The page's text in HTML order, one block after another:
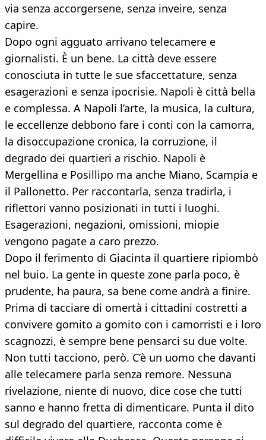
via senza accorgersene, senza inveire, senza
capire.
Dopo ogni agguato arrivano telecamere e
giornalisti. È un bene. La città deve essere
conosciuta in tutte le sue sfaccettature, senza
esagerazioni e senza ipocrisie. Napoli è città bella
e complessa. A Napoli l’arte, la musica, la cultura,
le eccellenze debbono fare i conti con la camorra,
la disoccupazione cronica, la corruzione, il
degrado dei quartieri a rischio. Napoli è
Mergellina e Posillipo ma anche Miano, Scampia e
il Pallonetto. Per raccontarla, senza tradirla, i
riflettori vanno posizionati in tutti i luoghi.
Esagerazioni, negazioni, omissioni, miopie
vengono pagate a caro prezzo.
Dopo il ferimento di Giacinta il quartiere ripiombò
nel buio. La gente in queste zone parla poco, è
prudente, ha paura, sa bene come andrà a finire.
Prima di tacciare di omertà i cittadini costretti a
convivere gomito a gomito con i camorristi e i loro
scagnozzi, è sempre bene pensarci su due volte.
Non tutti tacciono, però. C’è un uomo che davanti
alle telecamere parla senza remore. Nessuna
rivelazione, niente di nuovo, dice cose che tutti
sanno e hanno fretta di dimenticare. Punta il dito
sul degrado del quartiere, racconta come è